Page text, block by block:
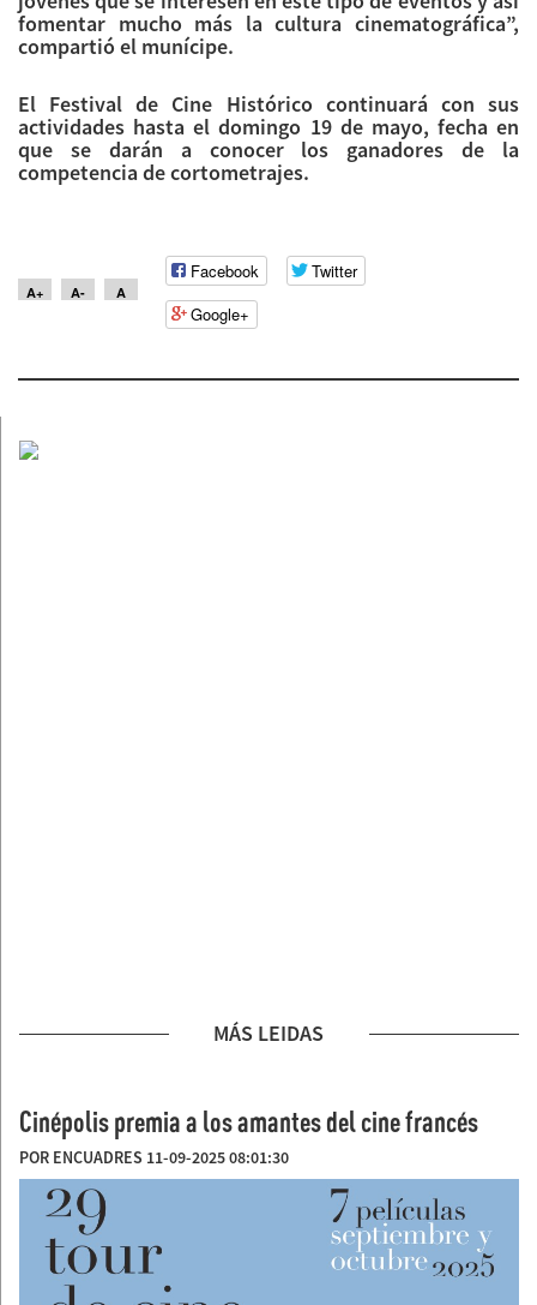
fomentar mucho más la cultura cinematográfica”,
compartió el munícipe.
El Festival de Cine Histórico continuará con sus
actividades hasta el domingo 19 de mayo, fecha en
que se darán a conocer los ganadores de la
competencia de cortometrajes.
A+ A- A
Facebook
Twitter
Google+
MÁS LEIDAS
Cinépolis premia a los amantes del cine francés
POR ENCUADRES 11-09-2025 08:01:30